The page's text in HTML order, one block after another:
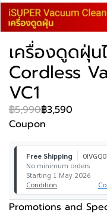
เครื่องดูดฝุ่น
Cordless
VC1
฿5,990฿3,590
Coupon
Free Shipping
No minimum orders
Starting 1 May 2026
Condition
Promotions and